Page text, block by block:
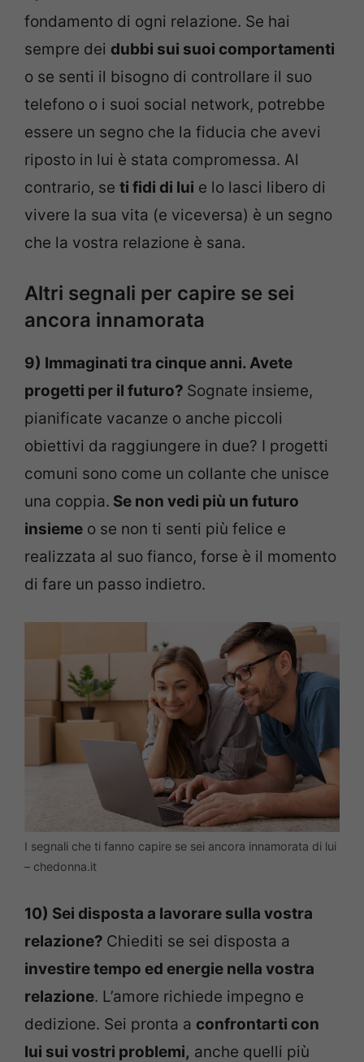
fondamento di ogni relazione. Se hai
sempre dei dubbi sui suoi comportamenti
o se senti il bisogno di controllare il suo
telefono o i suoi social network, potrebbe
essere un segno che la fiducia che avevi
riposto in lui è stata compromessa. Al
contrario, se ti fidi di lui e lo lasci libero di
vivere la sua vita (e viceversa) è un segno
che la vostra relazione è sana.
Altri segnali per capire se sei
ancora innamorata
9) Immaginati tra cinque anni. Avete
progetti per il futuro? Sognate insieme,
pianificate vacanze o anche piccoli
obiettivi da raggiungere in due? I progetti
comuni sono come un collante che unisce
una coppia. Se non vedi più un futuro
insieme o se non ti senti più felice e
realizzata al suo fianco, forse è il momento
di fare un passo indietro.
I segnali che ti fanno capire se sei ancora innamorata di lui
– chedonna.it
10) Sei disposta a lavorare sulla vostra
relazione? Chiediti se sei disposta a
investire tempo ed energie nella vostra
relazione. L’amore richiede impegno e
dedizione. Sei pronta a confrontarti con
lui sui vostri problemi, anche quelli più